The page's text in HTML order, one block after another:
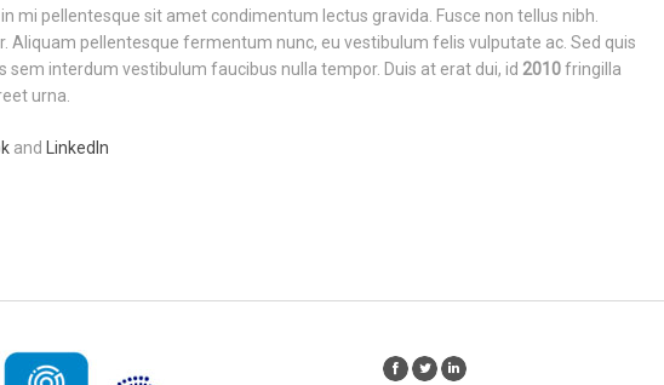
mi pellentesque sit amet condimentum lectus gravida. Fusce non tellus nibh.
Aliquam pellentesque fermentum nunc, eu vestibulum felis vulputate ac. Sed quis
sem interdum vestibulum faucibus nulla tempor. Duis at erat dui, id 2010fringilla
urna.
and LinkedIn